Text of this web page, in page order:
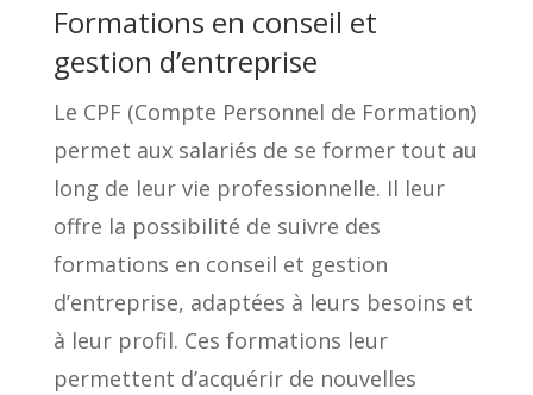
Formations en conseil et
gestion d’entreprise
Le CPF (Compte Personnel de Formation)
permet aux salariés de se former tout au
long de leur vie professionnelle. Il leur
offre la possibilité de suivre des
formations en conseil et gestion
d’entreprise, adaptées à leurs besoins et
à leur profil. Ces formations leur
permettent d’acquérir de nouvelles